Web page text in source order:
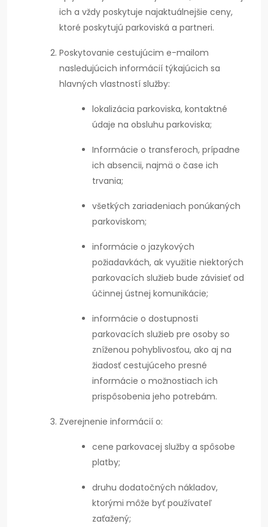
ich a vždy poskytuje najaktuálnejšie ceny,
ktoré poskytujú parkoviská a partneri.
Poskytovanie cestujúcim e-mailom
nasledujúcich informácií týkajúcich sa
hlavných vlastností služby:
lokalizácia parkoviska, kontaktné
údaje na obsluhu parkoviska;
Informácie o transferoch, prípadne
ich absencii, najmä o čase ich
trvania;
všetkých zariadeniach ponúkaných
parkoviskom;
informácie o jazykových
požiadavkách, ak využitie niektorých
parkovacích služieb bude závisieť od
účinnej ústnej komunikácie;
informácie o dostupnosti
parkovacích služieb pre osoby so
zníženou pohyblivosťou, ako aj na
žiadosť cestujúceho presné
informácie o možnostiach ich
prispôsobenia jeho potrebám.
Zverejnenie informácií o:
cene parkovacej služby a spôsobe
platby;
druhu dodatočných nákladov,
ktorými môže byť používateľ
zaťažený;